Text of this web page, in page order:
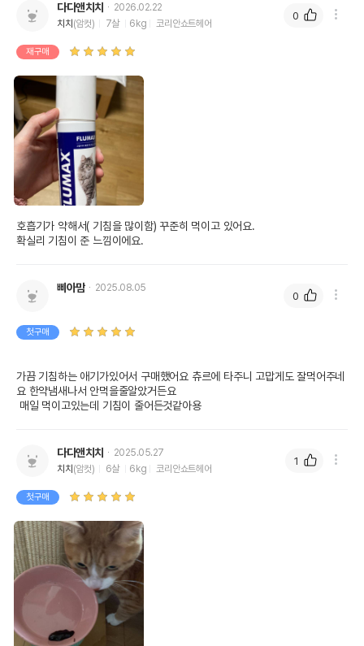
다다앤치치
2026.02.22
치치 (암컷) 7살 6kg 코리안쇼트헤어
재구매
호흡기가 약해서( 기침을 많이함) 꾸준히 먹이고 있어요.
확실리 기침이 준 느낌이에요.
0
삐아맘 2025.08.05
첫구매
가끔 기침하는 애기가있어서 구매했어요 츄르에 타주니 고맙게도 잘먹어주네
요 한약냄새나서 안먹을줄알았거든요
매일 먹이고있는데 기침이 줄어든것같아용
0
다다앤치치
2025.05.27
치치 (암컷) 6살 6kg 코리안쇼트헤어
첫구매
1